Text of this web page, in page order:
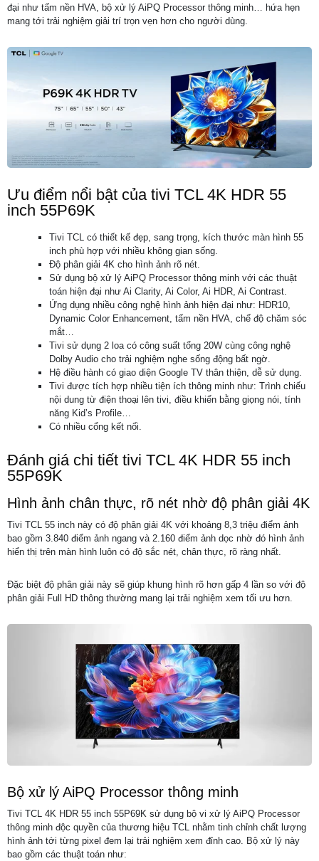
đại như tấm nền HVA, bộ xử lý AiPQ Processor thông minh… hứa hẹn
mang tới trải nghiệm giải trí trọn vẹn hơn cho người dùng.
Ưu điểm nổi bật của tivi TCL 4K HDR 55
inch 55P69K
Tivi TCL có thiết kế đẹp, sang trọng, kích thước màn hình 55
inch phù hợp với nhiều không gian sống.
Độ phân giải 4K cho hình ảnh rõ nét.
Sử dụng bộ xử lý AiPQ Processor thông minh với các thuật
toán hiện đại như Ai Clarity, Ai Color, Ai HDR, Ai Contrast.
Ứng dụng nhiều công nghệ hình ảnh hiện đại như: HDR10,
Dynamic Color Enhancement, tấm nền HVA, chế độ chăm sóc
mắt…
Tivi sử dụng 2 loa có công suất tổng 20W cùng công nghệ
Dolby Audio cho trải nghiệm nghe sống động bất ngờ.
Hệ điều hành có giao diện Google TV thân thiện, dễ sử dụng.
Tivi được tích hợp nhiều tiện ích thông minh như: Trình chiếu
nội dung từ điện thoại lên tivi, điều khiển bằng giọng nói, tính
năng Kid’s Profile…
Có nhiều cổng kết nối.
Đánh giá chi tiết tivi TCL 4K HDR 55 inch
55P69K
Hình ảnh chân thực, rõ nét nhờ độ phân giải 4K
Tivi TCL 55 inch này có độ phân giải 4K với khoảng 8,3 triệu điểm ảnh
bao gồm 3.840 điểm ảnh ngang và 2.160 điểm ảnh dọc nhờ đó hình ảnh
hiển thị trên màn hình luôn có độ sắc nét, chân thực, rõ ràng nhất.
Đặc biệt độ phân giải này sẽ giúp khung hình rõ hơn gấp 4 lần so với độ
phân giải Full HD thông thường mang lại trải nghiệm xem tối ưu hơn.
Bộ xử lý AiPQ Processor thông minh
Tivi TCL 4K HDR 55 inch 55P69K sử dụng bộ vi xử lý AiPQ Processor
thông minh độc quyền của thương hiệu TCL nhằm tinh chỉnh chất lượng
hình ảnh tới từng pixel đem lại trải nghiệm xem đỉnh cao. Bộ xử lý này
bao gồm các thuật toán như: